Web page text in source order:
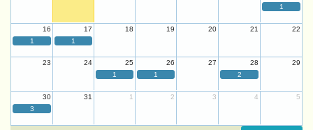
1
16 17 18 19 20 21
22
1
1
23 24 25 26 27 28
29
1
1 2
30 31 1 2 3 4
5
3